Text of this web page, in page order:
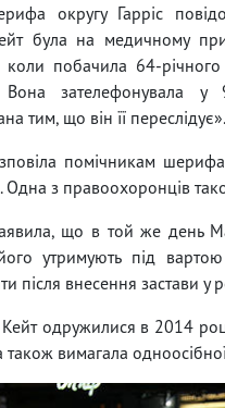
округу Гарріс
була на медичному
коли побачила 64-
Вона зателефонувала у
тим, що він її переслідує».
помічникам
Одна з правоохоронців
що в той же день
утримують під
після внесення застави у
одружилися в 2014
також вимагала